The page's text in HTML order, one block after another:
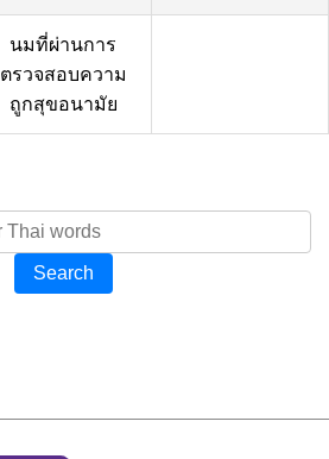
นมที่ผ่านการ
ตรวจสอบความ
ถูกสุขอนามัย
Search